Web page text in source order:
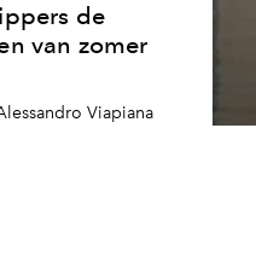
de
van zomer
Viapiana